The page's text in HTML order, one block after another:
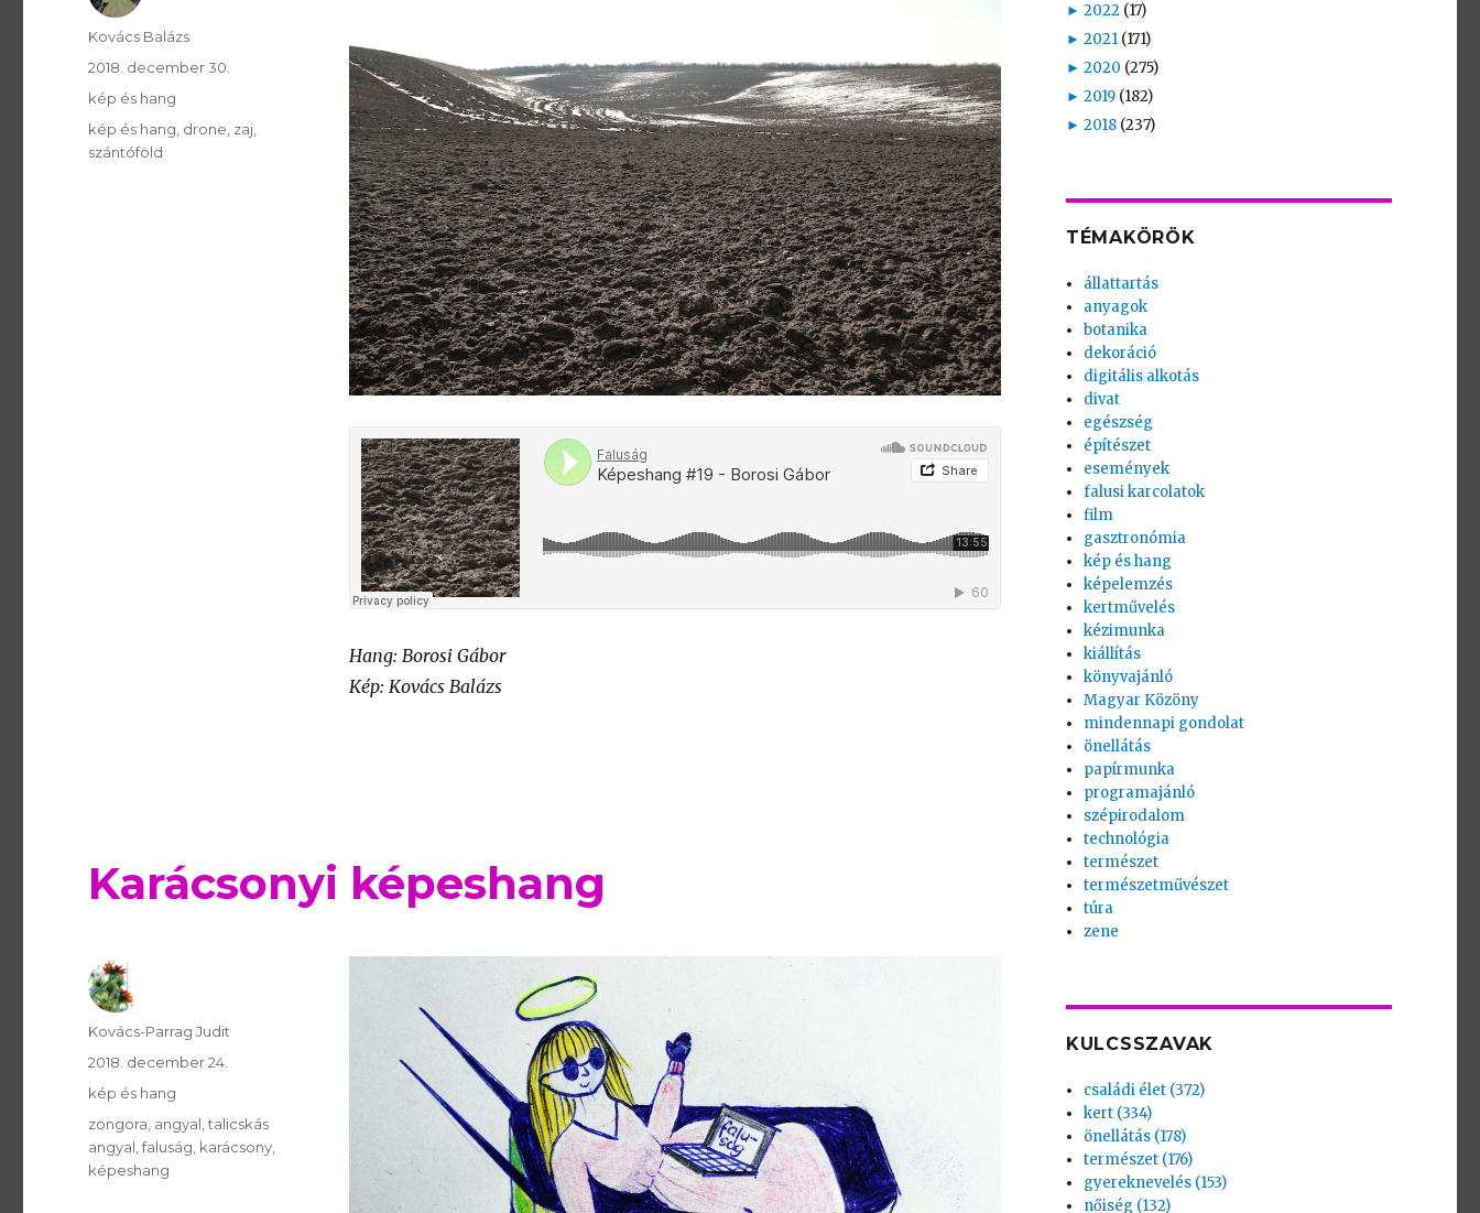
Hang: Borosi Gábor
Kép: Kovács Balázs
Szerző
Kovács Balázs
Publikálva
2018. december 30.
Témakör
kép és hang
Kulcsszavak
kép és hang drone zaj
szántóföld
Karácsonyi képeshang
Szerző
Kovács-Parrag Judit
Publikálva
2018. december 24.
Témakör
kép és hang
Kulcsszavak
zongora angyal talicskás
angyal faluság karácsony
képeshang
► 2022 (17)
► 2021 (171)
► 2020 (275)
► 2019 (182)
► 2018 (237)
TÉMAKÖRÖK
állattartás
anyagok
botanika
dekoráció
digitális alkotás
divat
egészség
építészet
események
falusi karcolatok
film
gasztronómia
kép és hang
képelemzés
kertművelés
kézimunka
kiállítás
könyvajánló
Magyar Közöny
mindennapi gondolat
önellátás
papírmunka
programajánló
szépirodalom
technológia
természet
természetművészet
túra
zene
KULCSSZAVAK
családi élet (372)
kert (334)
önellátás (178)
természet (176)
gyereknevelés (153)
nőiség (132)